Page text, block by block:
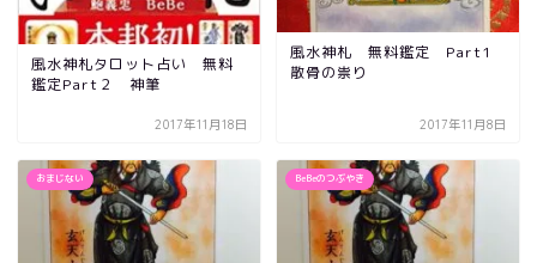
風水神札タロット占い 無料
鑑定Part２ 神筆
2017年11月18日
風水神札 無料鑑定 Part1
散骨の祟り
2017年11月8日
おまじない BeBeのつぶやき